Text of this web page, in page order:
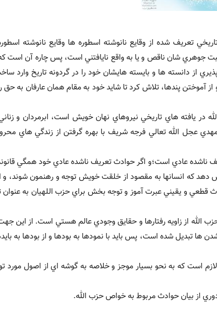
تعريف شده از وقايع نانوشته اسطوره ها وقايع نانوشته
شان ناقص و يا به واقع نايافتني است، پس چاره آن است که
از دانسته ها و بايسته هايشان خود را در گردونه تاريخ وارد
آموختن پندها، تلاش کرد تا شايد خود به مقام همان عارفان به حق
يافته هاي تاريخي نيروهاي نهان خويش است، ابرمردان و
عجل الله تعالي فرجه شريف با بهره گرفتن از زندگي هاي
ناشده عادي است؛و اگر حوادث تعريف ناشده عادي خود همگي
دهد که انسانها به مقصود از خلقت خويش توجه و رهنمون شوند، و
قطعي و يقيني عبرت آموز و توجه بخش براي حزب اللهيان به عنوان
الله از زاويه رفتارها و حقايق وجودي عالم هستي است. از اين
تبديل شده است، پس بايد با نمودها به بودها و از بودها به
است که به نحو بسيار موجز و خلاصه به گوشه اي از اصول مورد